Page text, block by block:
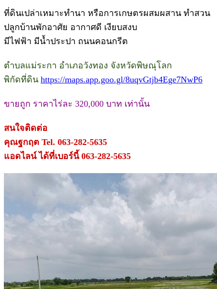
ที่ดินเปล่าเหมาะทำนา หรือการเกษตรผสมผสาน ทำสวน
ปลูกบ้านพักอาศัย อากาศดี เงียบสงบ
มีไฟฟ้า มีน้ำประปา ถนนคอนกรีต
ตำบลแม่ระกา อำเภอวังทอง จังหวัดพิษณุโลก
พิกัดที่ดิน https://maps.app.goo.gl/8uqvGtjb4Ege7NwP6
ขายถูก ราคาไร่ละ 320,000 บาท เท่านั้น
สนใจติดต่อ
คุณฐกฤต Tel. 063-282-5635
แอดไลน์ ได้ที่เบอร์นี้ 063-282-5635